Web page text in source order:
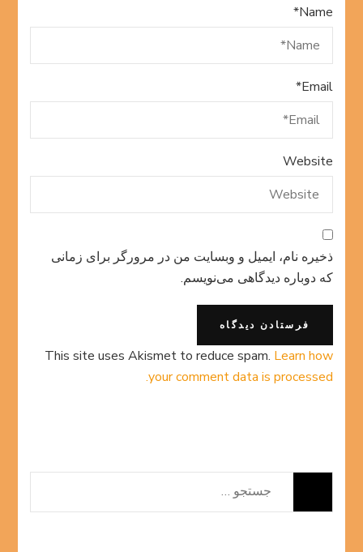
Name
*
Email
*
Website
ذخیره نام، ایمیل و وبسایت من در مرورگر برای زمانی
که دوباره دیدگاهی می‌نویسم.
This site uses Akismet to reduce spam. Learn how
your comment data is processed.
جستجو
برای: